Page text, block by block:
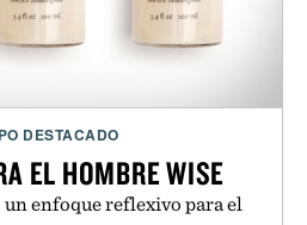
DESTACADO
EL HOMBRE WISE
enfoque reflexivo para el